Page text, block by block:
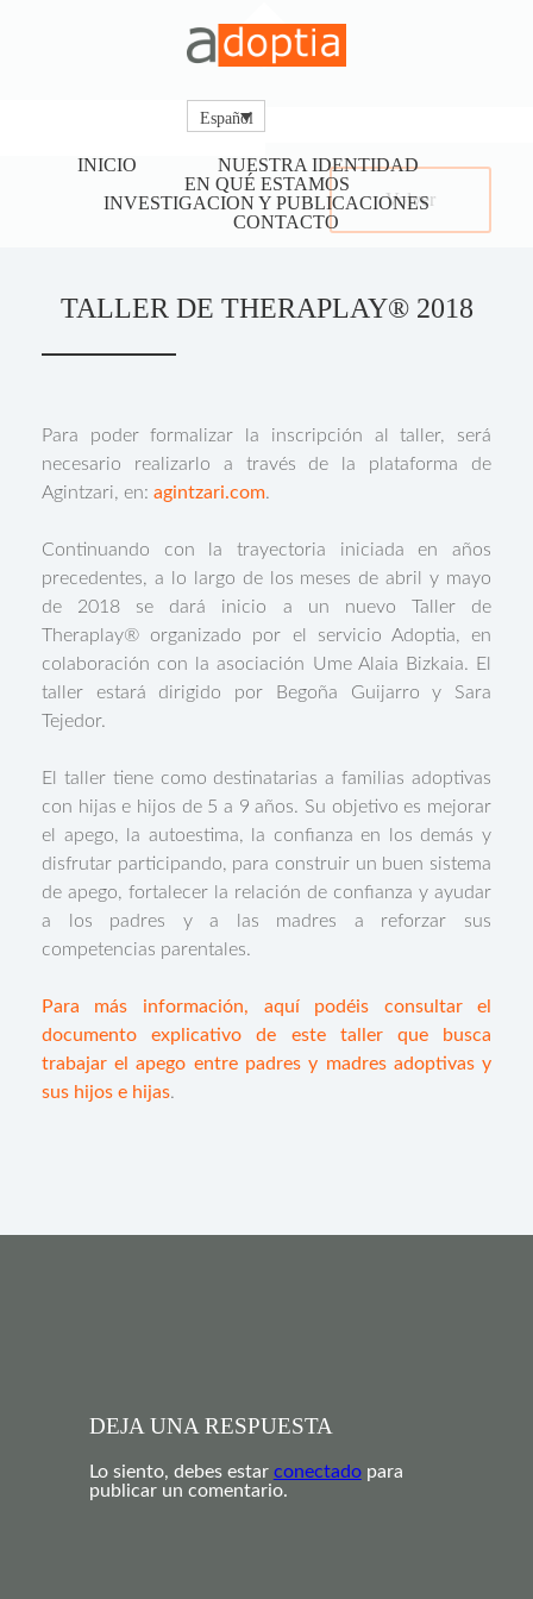
Español
INICIO
NUESTRA IDENTIDAD
EN QUÉ ESTAMOS
INVESTIGACION Y PUBLICACIONES
CONTACTO
Volver
TALLER DE THERAPLAY® 2018
Para poder formalizar la inscripción al taller, será
necesario realizarlo a través de la plataforma de
Agintzari, en: agintzari.com.
Continuando con la trayectoria iniciada en años
precedentes, a lo largo de los meses de abril y mayo
de 2018 se dará inicio a un nuevo Taller de
Theraplay® organizado por el servicio Adoptia, en
colaboración con la asociación Ume Alaia Bizkaia. El
taller estará dirigido por Begoña Guijarro y Sara
Tejedor.
El taller tiene como destinatarias a familias adoptivas
con hijas e hijos de 5 a 9 años. Su objetivo es mejorar
el apego, la autoestima, la confianza en los demás y
disfrutar participando, para construir un buen sistema
de apego, fortalecer la relación de confianza y ayudar
a los padres y a las madres a reforzar sus
competencias parentales.
Para más información, aquí podéis consultar el
documento explicativo de este taller que busca
trabajar el apego entre padres y madres adoptivas y
sus hijos e hijas.
DEJA UNA RESPUESTA
Lo siento, debes estar conectadopara
publicar un comentario.